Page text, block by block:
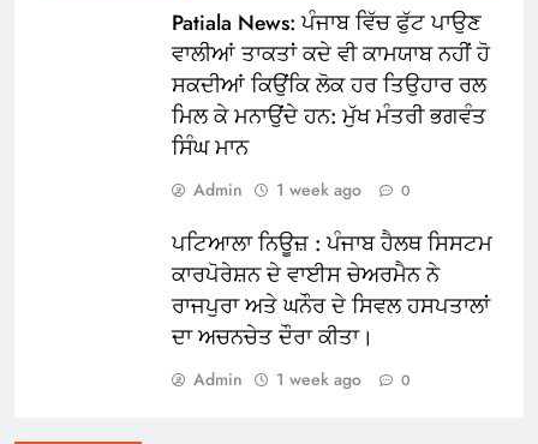
Patiala News: ਪੰਜਾਬ ਵਿੱਚ ਫੁੱਟ ਪਾਉਣ
ਵਾਲੀਆਂ ਤਾਕਤਾਂ ਕਦੇ ਵੀ ਕਾਮਯਾਬ ਨਹੀਂ ਹੋ
ਸਕਦੀਆਂ ਕਿਉਂਕਿ ਲੋਕ ਹਰ ਤਿਉਹਾਰ ਰਲ
ਮਿਲ ਕੇ ਮਨਾਉਂਦੇ ਹਨ: ਮੁੱਖ ਮੰਤਰੀ ਭਗਵੰਤ
ਸਿੰਘ ਮਾਨ
Admin 1 week ago 0
ਪਟਿਆਲਾ ਨਿਊਜ਼ : ਪੰਜਾਬ ਹੈਲਥ ਸਿਸਟਮ
ਕਾਰਪੋਰੇਸ਼ਨ ਦੇ ਵਾਈਸ ਚੇਅਰਮੈਨ ਨੇ
ਰਾਜਪੁਰਾ ਅਤੇ ਘਨੌਰ ਦੇ ਸਿਵਲ ਹਸਪਤਾਲਾਂ
ਦਾ ਅਚਨਚੇਤ ਦੌਰਾ ਕੀਤਾ।
Admin 1 week ago 0